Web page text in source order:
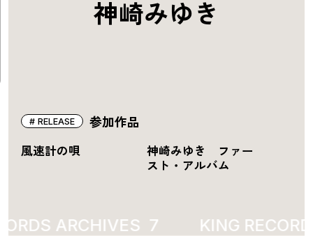
神崎みゆき
参加作品
RELEASE
風速計の唄
神崎みゆき ファー
スト・アルバム
ARCHIVES 2345 KING